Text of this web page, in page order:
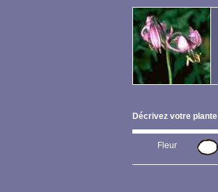
Décrivez votre plante
Fleur